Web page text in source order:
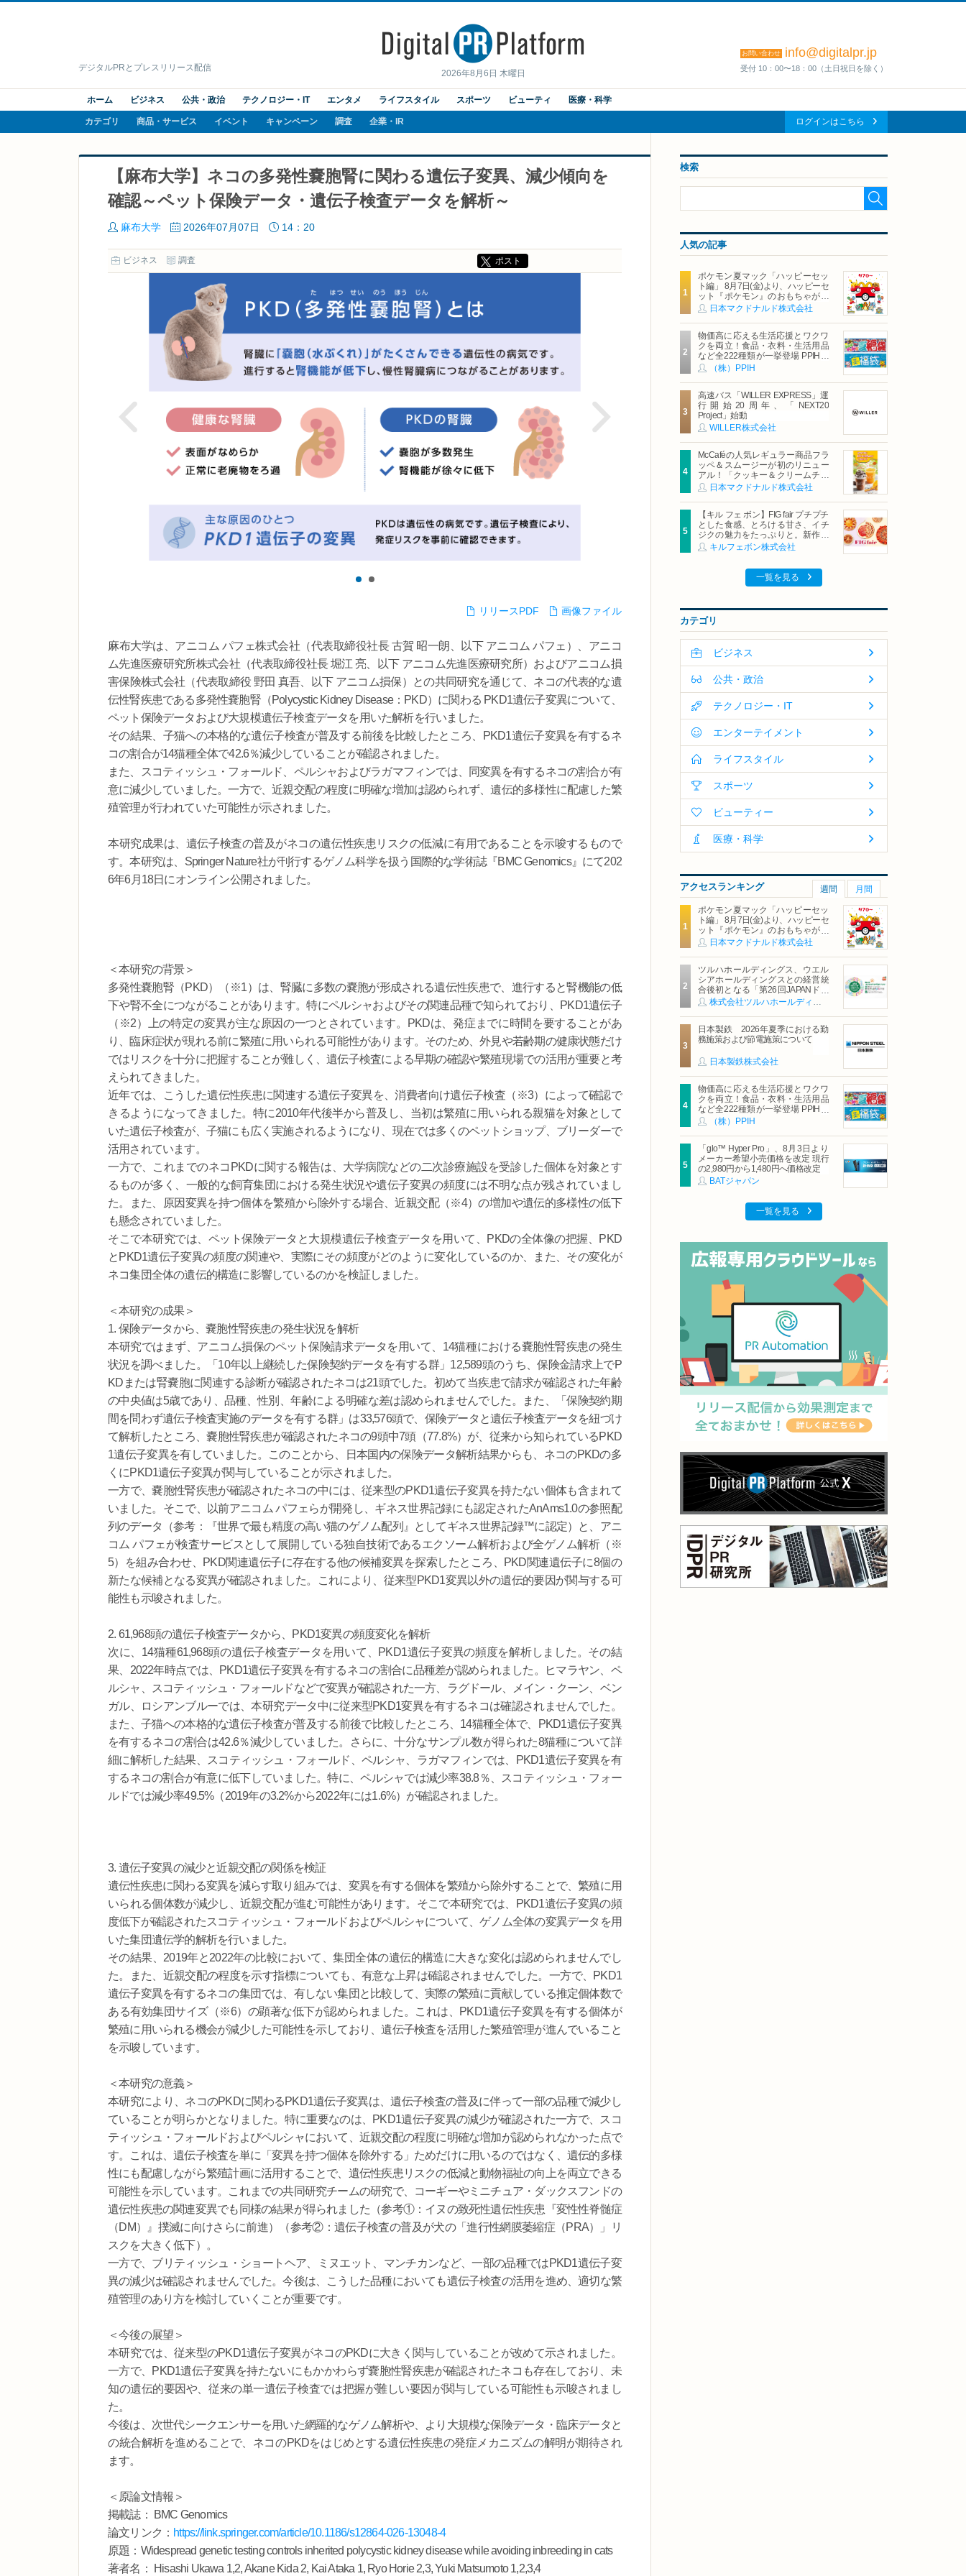
2026年8月6日 木曜日
デジタルPRとプレスリリース配信
お問い合わせ info@digitalpr.jp
受付 10：00〜18：00（土日祝日を除く）
ホーム ビジネス 公共・政治 テクノロジー・IT エンタメ ライフスタイル スポーツ ビューティ 医療・科学
カテゴリ 商品・サービス イベント キャンペーン 調査 企業・IR ログインはこちら
【麻布大学】ネコの多発性嚢胞腎に関わる遺伝子変異、減少傾向を
確認～ペット保険データ・遺伝子検査データを解析～
麻布大学 2026年07月07日 14：20
ビジネス 調査 ポスト
リリースPDF 画像ファイル
麻布大学は、アニコム パフェ株式会社（代表取締役社長 古賀 昭一朗、以下 アニコム パフェ）、アニコ
ム先進医療研究所株式会社（代表取締役社長 堀江 亮、以下 アニコム先進医療研究所）およびアニコム損
害保険株式会社（代表取締役 野田 真吾、以下 アニコム損保）との共同研究を通じて、ネコの代表的な遺
伝性腎疾患である多発性嚢胞腎（Polycystic Kidney Disease：PKD）に関わる PKD1遺伝子変異について、
ペット保険データおよび大規模遺伝子検査データを用いた解析を行いました。
その結果、子猫への本格的な遺伝子検査が普及する前後を比較したところ、PKD1遺伝子変異を有するネ
コの割合が14猫種全体で42.6％減少していることが確認されました。
また、スコティッシュ・フォールド、ペルシャおよびラガマフィンでは、同変異を有するネコの割合が有
意に減少していました。一方で、近親交配の程度に明確な増加は認められず、遺伝的多様性に配慮した繁
殖管理が行われていた可能性が示されました。
本研究成果は、遺伝子検査の普及がネコの遺伝性疾患リスクの低減に有用であることを示唆するもので
す。本研究は、Springer Nature社が刊行するゲノム科学を扱う国際的な学術誌『BMC Genomics』にて202
6年6月18日にオンライン公開されました。
＜本研究の背景＞
多発性嚢胞腎（PKD）（※1）は、腎臓に多数の嚢胞が形成される遺伝性疾患で、進行すると腎機能の低
下や腎不全につながることがあります。特にペルシャおよびその関連品種で知られており、PKD1遺伝子
（※2）上の特定の変異が主な原因の一つとされています。PKDは、発症までに時間を要することがあ
り、臨床症状が現れる前に繁殖に用いられる可能性があります。そのため、外見や若齢期の健康状態だけ
ではリスクを十分に把握することが難しく、遺伝子検査による早期の確認や繁殖現場での活用が重要と考
えられてきました。
近年では、こうした遺伝性疾患に関連する遺伝子変異を、消費者向け遺伝子検査（※3）によって確認で
きるようになってきました。特に2010年代後半から普及し、当初は繁殖に用いられる親猫を対象として
いた遺伝子検査が、子猫にも広く実施されるようになり、現在では多くのペットショップ、ブリーダーで
活用されています。
一方で、これまでのネコPKDに関する報告は、大学病院などの二次診療施設を受診した個体を対象とす
るものが多く、一般的な飼育集団における発生状況や遺伝子変異の頻度には不明な点が残されていまし
た。また、原因変異を持つ個体を繁殖から除外する場合、近親交配（※4）の増加や遺伝的多様性の低下
も懸念されていました。
そこで本研究では、ペット保険データと大規模遺伝子検査データを用いて、PKDの全体像の把握、PKD
とPKD1遺伝子変異の頻度の関連や、実際にその頻度がどのように変化しているのか、また、その変化が
ネコ集団全体の遺伝的構造に影響しているのかを検証しました。
＜本研究の成果＞
1. 保険データから、嚢胞性腎疾患の発生状況を解析
本研究ではまず、アニコム損保のペット保険請求データを用いて、14猫種における嚢胞性腎疾患の発生
状況を調べました。「10年以上継続した保険契約データを有する群」12,589頭のうち、保険金請求上でP
KDまたは腎嚢胞に関連する診断が確認されたネコは21頭でした。初めて当疾患で請求が確認された年齢
の中央値は5歳であり、品種、性別、年齢による明確な差は認められませんでした。また、「保険契約期
間を問わず遺伝子検査実施のデータを有する群」は33,576頭で、保険データと遺伝子検査データを紐づけ
て解析したところ、嚢胞性腎疾患が確認されたネコの9頭中7頭（77.8%）が、従来から知られているPKD
1遺伝子変異を有していました。このことから、日本国内の保険データ解析結果からも、ネコのPKDの多
くにPKD1遺伝子変異が関与していることが示されました。
一方で、嚢胞性腎疾患が確認されたネコの中には、従来型のPKD1遺伝子変異を持たない個体も含まれて
いました。そこで、以前アニコム パフェらが開発し、ギネス世界記録にも認定されたAnAms1.0の参照配
列のデータ（参考：『世界で最も精度の高い猫のゲノム配列』としてギネス世界記録™に認定）と、アニ
コム パフェが検査サービスとして展開している独自技術であるエクソーム解析および全ゲノム解析（※
5）を組み合わせ、PKD関連遺伝子に存在する他の候補変異を探索したところ、PKD関連遺伝子に8個の
新たな候補となる変異が確認されました。これにより、従来型PKD1変異以外の遺伝的要因が関与する可
能性も示唆されました。
2. 61,968頭の遺伝子検査データから、PKD1変異の頻度変化を解析
次に、14猫種61,968頭の遺伝子検査データを用いて、PKD1遺伝子変異の頻度を解析しました。その結
果、2022年時点では、PKD1遺伝子変異を有するネコの割合に品種差が認められました。ヒマラヤン、ペ
ルシャ、スコティッシュ・フォールドなどで変異が確認された一方、ラグドール、メイン・クーン、ベン
ガル、ロシアンブルーでは、本研究データ中に従来型PKD1変異を有するネコは確認されませんでした。
また、子猫への本格的な遺伝子検査が普及する前後で比較したところ、14猫種全体で、PKD1遺伝子変異
を有するネコの割合は42.6％減少していました。さらに、十分なサンプル数が得られた8猫種について詳
細に解析した結果、スコティッシュ・フォールド、ペルシャ、ラガマフィンでは、PKD1遺伝子変異を有
するネコの割合が有意に低下していました。特に、ペルシャでは減少率38.8％、スコティッシュ・フォー
ルドでは減少率49.5%（2019年の3.2%から2022年には1.6%）が確認されました。
3. 遺伝子変異の減少と近親交配の関係を検証
遺伝性疾患に関わる変異を減らす取り組みでは、変異を有する個体を繁殖から除外することで、繁殖に用
いられる個体数が減少し、近親交配が進む可能性があります。そこで本研究では、PKD1遺伝子変異の頻
度低下が確認されたスコティッシュ・フォールドおよびペルシャについて、ゲノム全体の変異データを用
いた集団遺伝学的解析を行いました。
その結果、2019年と2022年の比較において、集団全体の遺伝的構造に大きな変化は認められませんでし
た。また、近親交配の程度を示す指標についても、有意な上昇は確認されませんでした。一方で、PKD1
遺伝子変異を有するネコの集団では、有しない集団と比較して、実際の繁殖に貢献している推定個体数で
ある有効集団サイズ（※6）の顕著な低下が認められました。これは、PKD1遺伝子変異を有する個体が
繁殖に用いられる機会が減少した可能性を示しており、遺伝子検査を活用した繁殖管理が進んでいること
を示唆しています。
＜本研究の意義＞
本研究により、ネコのPKDに関わるPKD1遺伝子変異は、遺伝子検査の普及に伴って一部の品種で減少し
ていることが明らかとなりました。特に重要なのは、PKD1遺伝子変異の減少が確認された一方で、スコ
ティッシュ・フォールドおよびペルシャにおいて、近親交配の程度に明確な増加が認められなかった点で
す。これは、遺伝子検査を単に「変異を持つ個体を除外する」ためだけに用いるのではなく、遺伝的多様
性にも配慮しながら繁殖計画に活用することで、遺伝性疾患リスクの低減と動物福祉の向上を両立できる
可能性を示しています。これまでの共同研究チームの研究で、コーギーやミニチュア・ダックスフンドの
遺伝性疾患の関連変異でも同様の結果が得られました（参考①：イヌの致死性遺伝性疾患『変性性脊髄症
（DM）』撲滅に向けさらに前進）（参考②：遺伝子検査の普及が犬の「進行性網膜萎縮症（PRA）」リ
スクを大きく低下）。
一方で、ブリティッシュ・ショートヘア、ミヌエット、マンチカンなど、一部の品種ではPKD1遺伝子変
異の減少は確認されませんでした。今後は、こうした品種においても遺伝子検査の活用を進め、適切な繁
殖管理のあり方を検討していくことが重要です。
＜今後の展望＞
本研究では、従来型のPKD1遺伝子変異がネコのPKDに大きく関与していることが改めて示されました。
一方で、PKD1遺伝子変異を持たないにもかかわらず嚢胞性腎疾患が確認されたネコも存在しており、未
知の遺伝的要因や、従来の単一遺伝子検査では把握が難しい要因が関与している可能性も示唆されまし
た。
今後は、次世代シークエンサーを用いた網羅的なゲノム解析や、より大規模な保険データ・臨床データと
の統合解析を進めることで、ネコのPKDをはじめとする遺伝性疾患の発症メカニズムの解明が期待され
ます。
＜原論文情報＞
掲載誌： BMC Genomics
論文リンク： https://link.springer.com/article/10.1186/s12864-026-13048-4
原題：Widespread genetic testing controls inherited polycystic kidney disease while avoiding inbreeding in cats
著者名： Hisashi Ukawa 1,2, Akane Kida 2, Kai Ataka 1, Ryo Horie 2,3, Yuki Matsumoto 1,2,3,4
検索
人気の記事
ポケモン夏マック「ハッピーセッ
ト編」 8月7日(金)より、ハッピーセ
ット『ポケモン』のおもちゃが期
間限定登場
日本マクドナルド株式会社
物価高に応える生活応援とワクワ
クを両立！食品・衣料・生活用品
など全222種類が一挙登場 PPIHグ
ループ「夏福袋」＆セール 8月6日
(木)より順次スタート
（株）PPIH
高速バス「WILLER EXPRESS」運
行開始20周年、「NEXT20
Project」始動
WILLER株式会社
McCaféの人気レギュラー商品フラ
ッペ＆スムージーが初のリニュー
アル！「クッキー＆クリームチョ
コフラッペ」「マンゴースムージ
ー」8月5日（水）から販売開始
日本マクドナルド株式会社
【キル フェ ボン】FIG fair プチプチ
とした食感、とろける甘さ、イチ
ジクの魅力をたっぷりと。新作を
含め、イチジク尽くしの全4種が登
場8月20日（木）スタート
キルフェボン株式会社
一覧を見る
カテゴリ
ビジネス
公共・政治
テクノロジー・IT
エンターテイメント
ライフスタイル
スポーツ
ビューティー
医療・科学
アクセスランキング 週間 月間
ポケモン夏マック「ハッピーセッ
ト編」 8月7日(金)より、ハッピーセ
ット『ポケモン』のおもちゃが期
間限定登場
日本マクドナルド株式会社
ツルハホールディングス、ウエル
シアホールディングスとの経営統
合後初となる「第26回JAPANドラ
ッグストアショー」に出展
株式会社ツルハホールディングス
日本製鉄 2026年夏季における勤
務施策および節電施策について
日本製鉄株式会社
物価高に応える生活応援とワクワ
クを両立！食品・衣料・生活用品
など全222種類が一挙登場 PPIHグ
ループ「夏福袋」＆セール 8月6日
（株）PPIH
「glo™ Hyper Pro」、8月3日より
メーカー希望小売価格を改定 現行
の2,980円から1,480円へ価格改定
BATジャパン
一覧を見る